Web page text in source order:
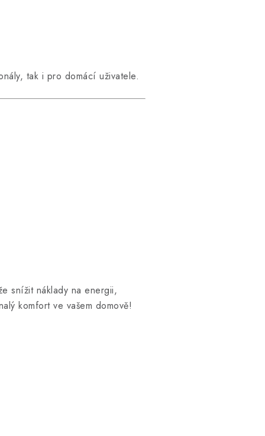
tak i pro domácí uživatele.
snížit náklady na energii,
komfort ve vašem domově!